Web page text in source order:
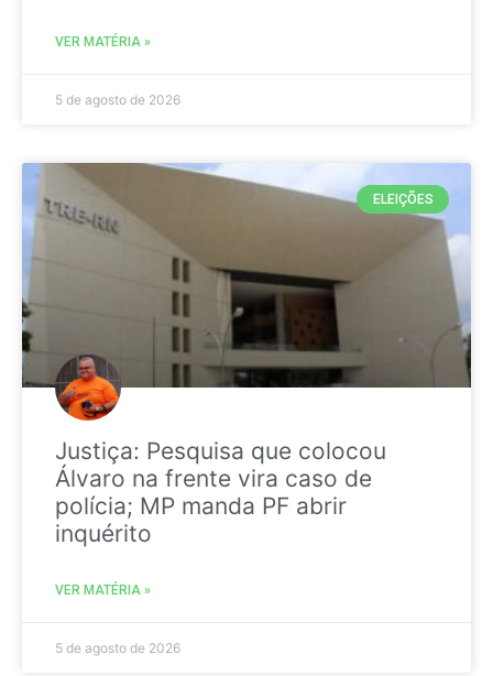
VER MATÉRIA »
5 de agosto de 2026
ELEIÇÕES
Justiça: Pesquisa que colocou
Álvaro na frente vira caso de
polícia; MP manda PF abrir
inquérito
VER MATÉRIA »
5 de agosto de 2026